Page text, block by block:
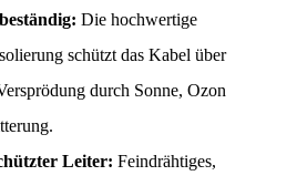
Die hochwertige
schützt das Kabel über
durch Sonne, Ozon
Leiter: Feindrähtiges,